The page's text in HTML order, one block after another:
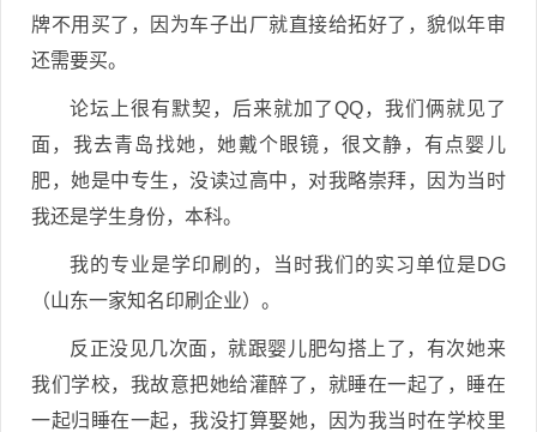
牌不用买了，因为车子出厂就直接给拓好了，貌似年审
还需要买。
论坛上很有默契，后来就加了QQ，我们俩就见了
面，我去青岛找她，她戴个眼镜，很文静，有点婴儿
肥，她是中专生，没读过高中，对我略崇拜，因为当时
我还是学生身份，本科。
我的专业是学印刷的，当时我们的实习单位是DG
（山东一家知名印刷企业）。
反正没见几次面，就跟婴儿肥勾搭上了，有次她来
我们学校，我故意把她给灌醉了，就睡在一起了，睡在
一起归睡在一起，我没打算娶她，因为我当时在学校里